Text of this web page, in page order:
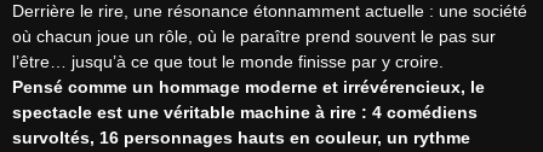
Derrière le rire, une résonance étonnamment actuelle : une société
où chacun joue un rôle, où le paraître prend souvent le pas sur
Pensé comme un hommage moderne et irrévérencieux, le
spectacle est une véritable machine à rire : 4 comédiens
survoltés, 16 personnages hauts en couleur, un rythme